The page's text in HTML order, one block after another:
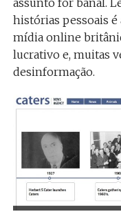
histórias pessoais
mídia online
lucrativo e, muitas
desinformação.